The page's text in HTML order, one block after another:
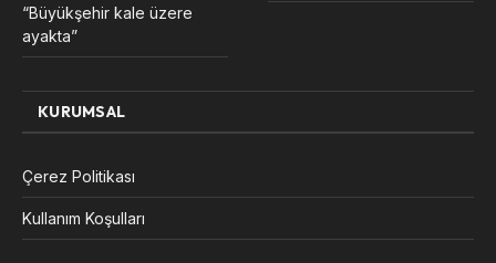
“Büyükşehir kale üzere
ayakta”
KURUMSAL
Çerez Politikası
Kullanım Koşulları